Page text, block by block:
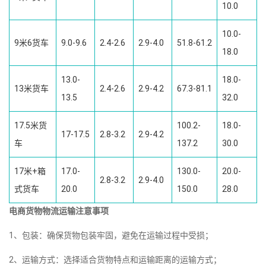
10.0
9米6货车 9.0-9.6 2.4-2.6 2.9-4.0 51.8-61.2
10.0-
18.0
13米货车
13.0-
13.5
2.4-2.6 2.9-4.2 67.3-81.1
18.0-
32.0
17.5米货
车
17-17.5 2.8-3.2 2.9-4.2
100.2-
137.2
18.0-
30.0
17米+箱
式货车
17.0-
20.0
2.8-3.2 2.9-4.0
130.0-
150.0
20.0-
28.0
电商货物物流运输注意事项
1、包装：确保货物包装牢固，避免在运输过程中受损；
2、运输方式：选择适合货物特点和运输距离的运输方式；